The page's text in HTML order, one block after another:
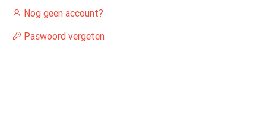
Nog geen account?
Paswoord vergeten